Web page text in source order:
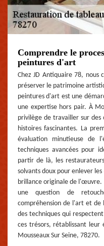
Comprendre le
peintures d'art
Chez JD Antiquaire 78, nous
préserver le patrimoine
peintures d'art est une
une expertise hors pair. À
privilège de travailler sur
histoires fascinantes. La
évaluation minutieuse de
techniques avancées pour
partir de là, les
solvants doux pour enlever
brillance originale de l'œuvre.
une question de
compréhension de l'art et
des techniques qui
ces trésors, rétablissant leur
Mousseaux Sur Seine, 78270.